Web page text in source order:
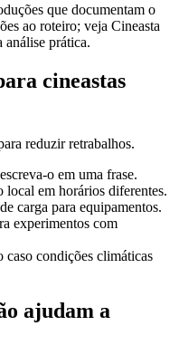
que documentam o
ao roteiro; veja Cineasta
análise prática.
cineastas
reduzir retrabalhos.
o em uma frase.
local em horários diferentes.
carga para equipamentos.
experimentos com
caso condições climáticas
ajudam a